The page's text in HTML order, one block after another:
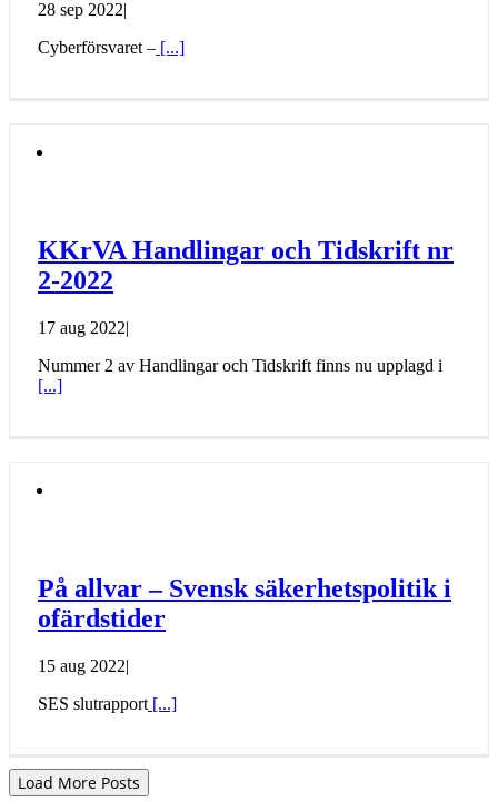
28 sep 2022|
Cyberförsvaret – [...]
KKrVA Handlingar och Tidskrift nr
2-2022
17 aug 2022|
Nummer 2 av Handlingar och Tidskrift finns nu upplagd i
[...]
På allvar – Svensk säkerhetspolitik i
ofärdstider
15 aug 2022|
SES slutrapport [...]
Load More Posts